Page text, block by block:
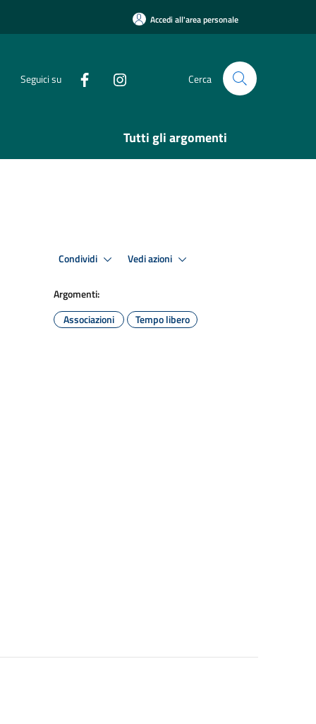
Accedi all'area personale
Seguici su Cerca
Tutti gli argomenti
Condividi Vedi azioni
Argomenti:
Associazioni
Tempo libero